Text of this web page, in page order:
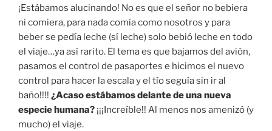
¡Estábamos alucinando! No es que el señor no bebiera
ni comiera, para nada comía como nosotros y para
beber se pedía leche (sí leche) solo bebió leche en todo
el viaje…ya así rarito. El tema es que bajamos del avión,
pasamos el control de pasaportes e hicimos el nuevo
control para hacer la escala y el tío seguía sin ir al
baño!!!! ¿Acaso estábamos delante de una nueva
especie humana? ¡¡¡Increíble!! Al menos nos amenizó (y
mucho) el viaje.